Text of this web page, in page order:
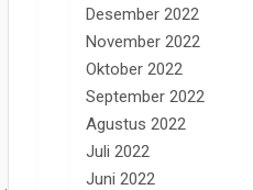
Desember 2022
November 2022
Oktober 2022
September 2022
Agustus 2022
Juli 2022
Juni 2022